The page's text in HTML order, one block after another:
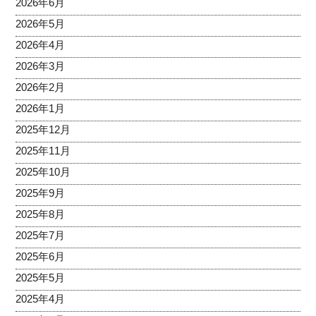
2026年6月
2026年5月
2026年4月
2026年3月
2026年2月
2026年1月
2025年12月
2025年11月
2025年10月
2025年9月
2025年8月
2025年7月
2025年6月
2025年5月
2025年4月